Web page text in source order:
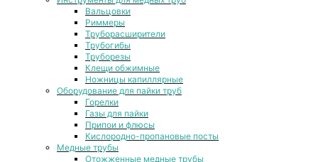
Вальцовки
Риммеры
Труборасширители
Трубогибы
Труборезы
Клещи обжимные
Ножницы капиллярные
Оборудование для пайки труб
Горелки
Газы для пайки
Припои и флюсы
Кислородно-пропановые посты
Медные трубы
Отожженные медные трубы